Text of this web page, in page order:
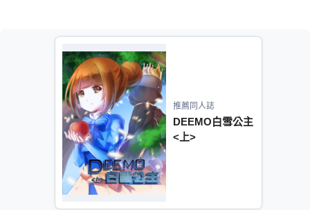
推薦同人誌
DEEMO白雪公主
<上>